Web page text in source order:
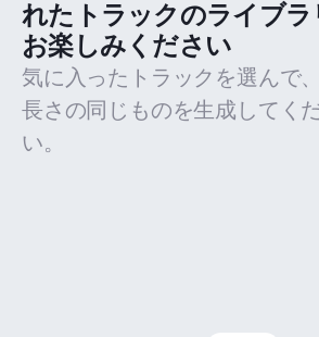
れたトラックのライブラ
お楽しみください
気に入ったトラックを選んで
長さの同じものを生成してく
い。